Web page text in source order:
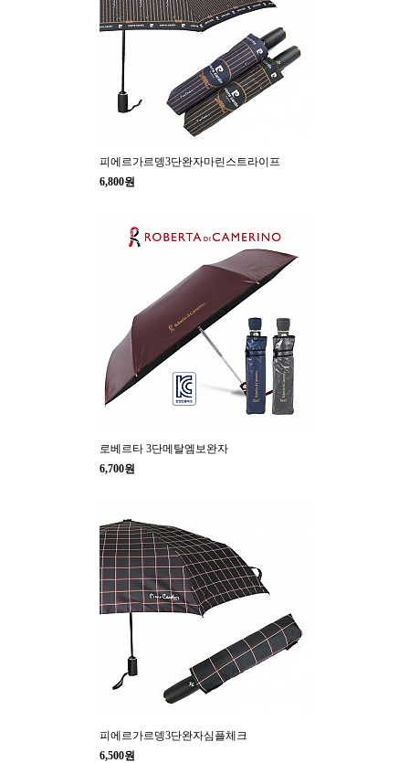
피에르가르뎅3단완자마린스트라이프
6,800원
로베르타 3단메탈엠보완자
6,700원
피에르가르뎅3단완자심플체크
6,500원